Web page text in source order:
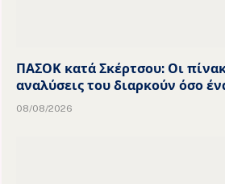
ΠΑΣΟΚ κατά Σκέρτσου: Οι
αναλύσεις του διαρκούν όσο
08/08/2026